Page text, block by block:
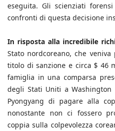
eseguita. Gli scienziati
confronti di questa decisione
In risposta alla incredibile
Stato nordcoreano, che
titolo di sanzione e circa $ 46
famiglia in una comparsa
degli Stati Uniti a Washington
Pyongyang di pagare alla
nonostante non ci fossero
coppia sulla colpevolezza